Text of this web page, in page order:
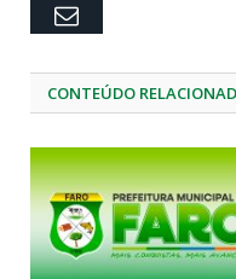
Email
CONTEÚDO